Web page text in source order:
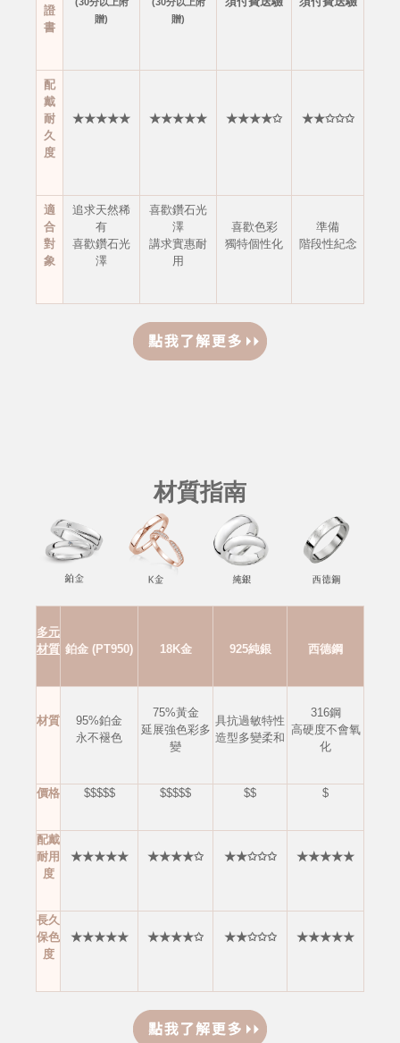
證
書
贈)
贈)
配
戴
耐
久
度
★★★★★ ★★★★★ ★★★★✩ ★★✩✩✩
適
合
對
象
追求天然稀
有
喜歡鑽石光
澤
喜歡鑽石光
澤
講求實惠耐
用
喜歡色彩
獨特個性化
準備
階段性紀念
材質指南
多元
材質 鉑金 (PT950) 18K金 925純銀 西德鋼
材質
95%鉑金
永不褪色
75%黃金
延展強色彩多
變
具抗過敏特性
造型多變柔和
316鋼
高硬度不會氧
化
價格 $$$$$ $$$$$ $$ $
配戴
耐用
度
★★★★★ ★★★★✩ ★★✩✩✩ ★★★★★
長久
保色
度
★★★★★ ★★★★✩ ★★✩✩✩ ★★★★★